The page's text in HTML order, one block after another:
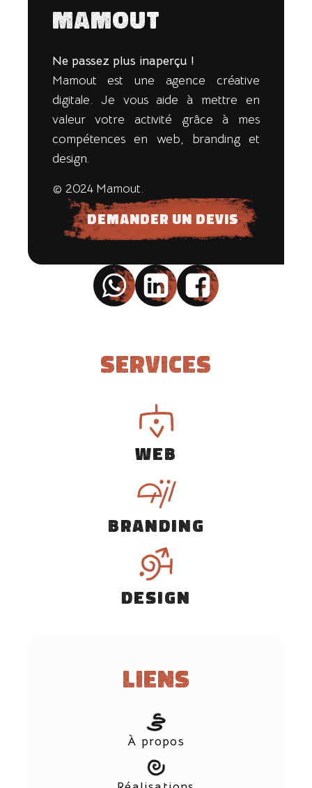
Mamout
Ne passez plus inaperçu !
Mamout est une agence créative
digitale. Je vous aide à mettre en
valeur votre activité grâce à mes
compétences en web, branding et
design.
© 2024 Mamout.
Demander un devis
Services
WEB
BRANDING
DESIGN
Liens
À propos